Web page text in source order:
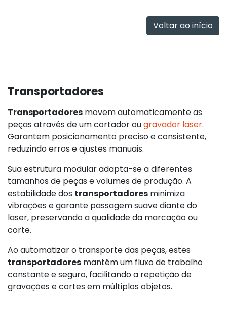
Voltar ao início
Transportadores
Transportadores movem automaticamente as
peças através de um cortador ougravador laser.
Garantem posicionamento preciso e consistente,
reduzindo erros e ajustes manuais.
Sua estrutura modular adapta-se a diferentes
tamanhos de peças e volumes de produção. A
estabilidade dos transportadores minimiza
vibrações e garante passagem suave diante do
laser, preservando a qualidade da marcação ou
corte.
Ao automatizar o transporte das peças, estes
transportadores mantêm um fluxo de trabalho
constante e seguro, facilitando a repetição de
gravações e cortes em múltiplos objetos.